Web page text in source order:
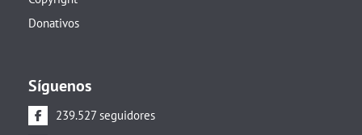
Donativos
Síguenos
239.527 seguidores